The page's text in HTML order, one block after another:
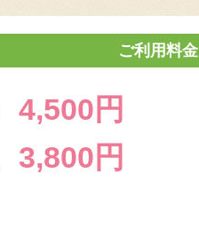
ご利用料金
4,500円
3,800円